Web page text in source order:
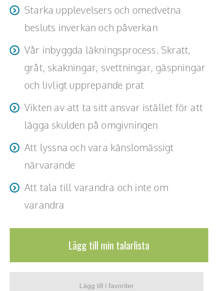
Mångfald och integration
Teamwork, teambuilding, relationer
Vård, omsorg, beroende
Kända personer
Företagsledare
Alla talare
Starka upplevelsers och omedvetna
besluts inverkan och påverkan
Vår inbyggda läkningsprocess. Skratt,
gråt, skakningar, svettningar, gäspningar
och livligt upprepande prat
Vikten av att ta sitt ansvar istället för att
lägga skulden på omgivningen
Att lyssna och vara känslomässigt
närvarande
Att tala till varandra och inte om
varandra
Lägg till min talarlista